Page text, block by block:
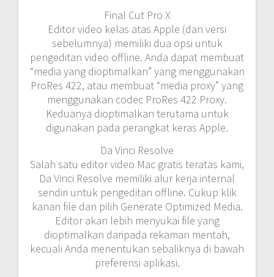
Final Cut Pro X
Editor video kelas atas Apple (dan versi
sebelumnya) memiliki dua opsi untuk
pengeditan video offline. Anda dapat membuat
“media yang dioptimalkan” yang menggunakan
ProRes 422, atau membuat “media proxy” yang
menggunakan codec ProRes 422 Proxy.
Keduanya dioptimalkan terutama untuk
digunakan pada perangkat keras Apple.
Da Vinci Resolve
Salah satu editor video Mac gratis teratas kami,
Da Vinci Resolve memiliki alur kerja internal
sendiri untuk pengeditan offline. Cukup klik
kanan file dan pilih Generate Optimized Media.
Editor akan lebih menyukai file yang
dioptimalkan daripada rekaman mentah,
kecuali Anda menentukan sebaliknya di bawah
preferensi aplikasi.